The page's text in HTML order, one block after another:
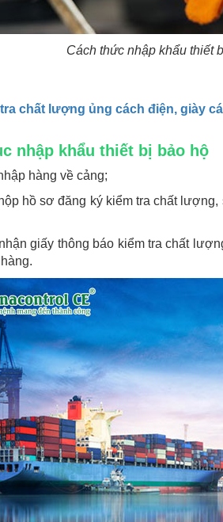
Cách thức nhập khẩu thiết
tra chất lượng ủng cách điện, giày
nhập khẩu thiết bị bảo hộ
hàng về cảng;
hồ sơ đăng ký kiểm tra chất
giấy thông báo kiểm tra chất